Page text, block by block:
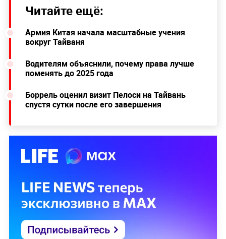
Читайте ещё:
Армия Китая начала масштабные учения
вокруг Тайваня
Водителям объяснили, почему права лучше
поменять до 2025 года
Боррель оценил визит Пелоси на Тайвань
спустя сутки после его завершения